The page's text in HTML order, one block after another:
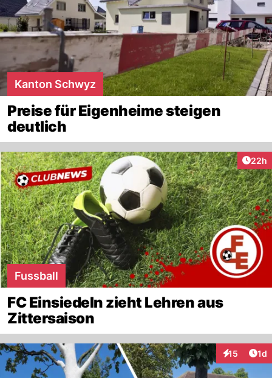
Kanton Schwyz
Preise für Eigenheime steigen
deutlich
22h
Fussball
FC Einsiedeln zieht Lehren aus
Zittersaison
15 1d